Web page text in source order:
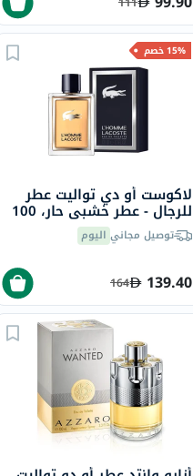
15% خصم
لاكوست أو دي تواليت عطر
للرجال - عطر خشبي حار، 100
ملتوصيل مجاني اليوم
139.40
164